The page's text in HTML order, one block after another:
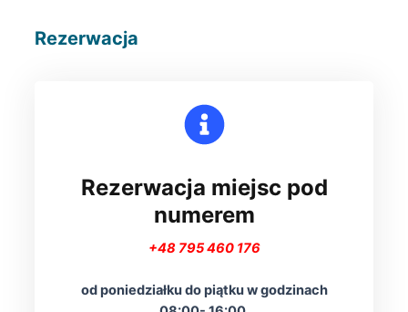
Rezerwacja
Rezerwacja miejsc pod
numerem
+48 795 460 176
od poniedziałku do piątku w godzinach